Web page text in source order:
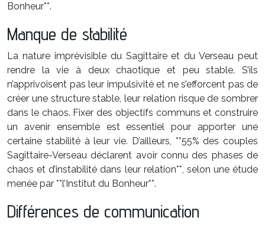
Bonheur**.
Manque de stabilité
La nature imprévisible du Sagittaire et du Verseau peut
rendre la vie à deux chaotique et peu stable. S’ils
n’apprivoisent pas leur impulsivité et ne s’efforcent pas de
créer une structure stable, leur relation risque de sombrer
dans le chaos. Fixer des objectifs communs et construire
un avenir ensemble est essentiel pour apporter une
certaine stabilité à leur vie. D’ailleurs, **55% des couples
Sagittaire-Verseau déclarent avoir connu des phases de
chaos et d’instabilité dans leur relation**, selon une étude
menée par **l’Institut du Bonheur**.
Différences de communication